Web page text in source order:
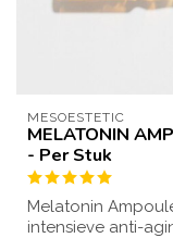
MESOESTETIC
MELATONIN
- Per Stuk
Melatonin
intensieve anti-